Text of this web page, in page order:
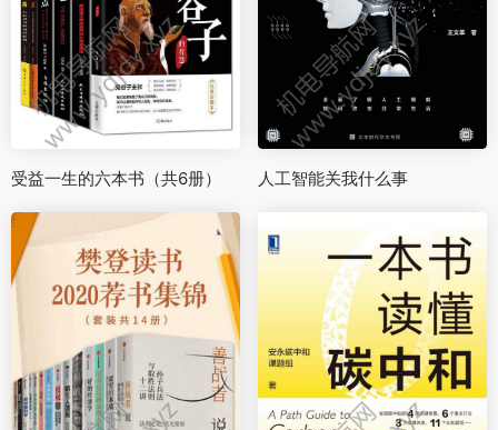
受益一生的六本书（共6册） 人工智能关我什么事